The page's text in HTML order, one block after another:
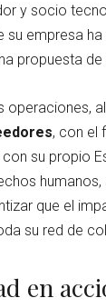
y socio
empresa
propuesta
, con el
su propio
que el
su red de
en